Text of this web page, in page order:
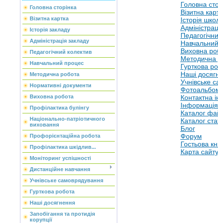
Головна сторінка
Візитна картка
Історія закладу
Адміністрація закладу
Педагогічний колектив
Навчальний процес
Методична робота
Нормативні документи
Виховна робота
Профілактика булінгу
Національно-патріотичного
виховання
Профорієнтаційна робота
Профілактика шкідлив...
Моніторинг успішності
Дистанційне навчання
Учнівське самоврядування
Гурткова робота
Наші досягнення
Запобігання та протидія
корупції
Головна
Візитна
Історія
Виховна
Методична
Гурткова
Наші
Учнівське
Контактна
Каталог
Каталог
Блог
Форум
Гостьова
Карта сайту